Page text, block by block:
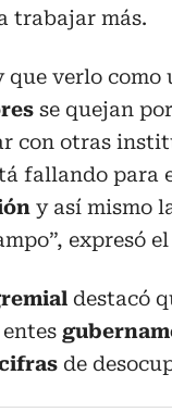
trabajar más.
que verlo
se quejan
con otras
fallando para
y así mismo
expresó
destacó
de